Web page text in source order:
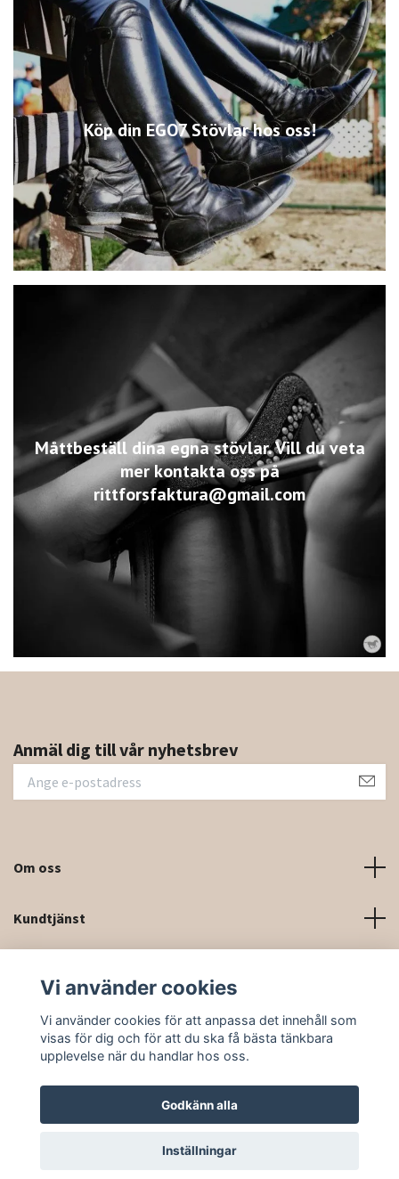
Köp din EGO7 Stövlar hos oss!
Måttbeställ dina egna stövlar. Vill du veta
mer kontakta oss på
rittforsfaktura@gmail.com
Anmäl dig till vår nyhetsbrev
Om oss
Kundtjänst
Sociala medier
© 2026 Rittforsridsport
Vi använder cookies
Vi använder cookies för att anpassa det innehåll som
visas för dig och för att du ska få bästa tänkbara
upplevelse när du handlar hos oss.
Godkänn alla
Inställningar